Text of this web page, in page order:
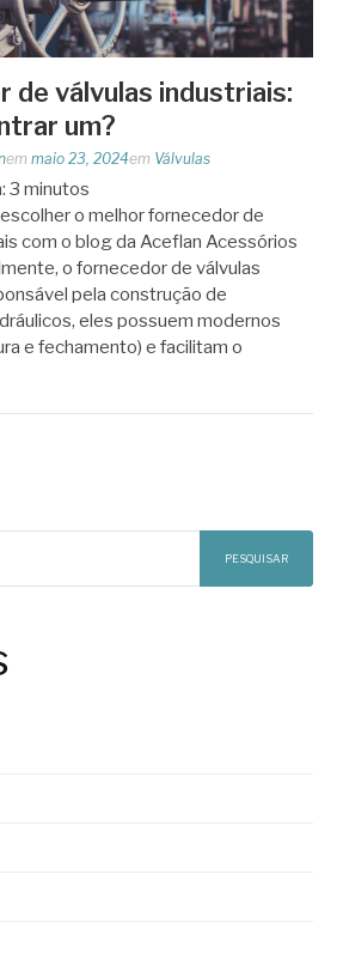
de válvulas industriais:
um?
em maio 23, 2024em Válvulas
3 minutos
o melhor fornecedor de
com o blog da Aceflan Acessórios
o fornecedor de válvulas
pela construção de
eles possuem modernos
e fechamento) e facilitam o
PESQUISAR